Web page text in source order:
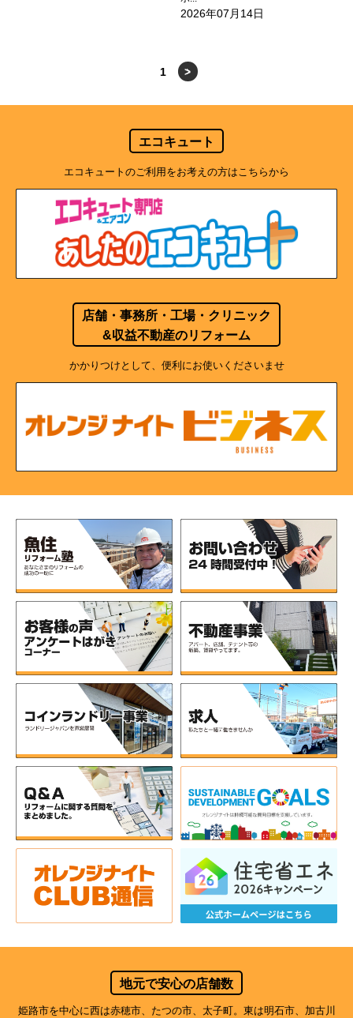
2026年07月14日
1 >
エコキュート
エコキュートのご利用をお考えの方はこちらから
店舗・事務所・工場・クリニック
&収益不動産のリフォーム
かかりつけとして、便利にお使いくださいませ
地元で安心の店舗数
姫路市を中心に西は赤穂市、たつの市、太子町。東は明石市、加古川